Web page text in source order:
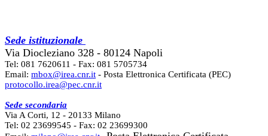
Sede istituzionale
Via Diocleziano 328 - 80124 Napoli
Tel: 081 7620611 - Fax: 081 5705734
Email: mbox@irea.cnr.it - Posta Elettronica Certificata (PEC)
protocollo.irea@pec.cnr.it
Sede secondaria
Via A Corti, 12 - 20133 Milano
Tel: 02 23699545 - Fax: 02 23699300